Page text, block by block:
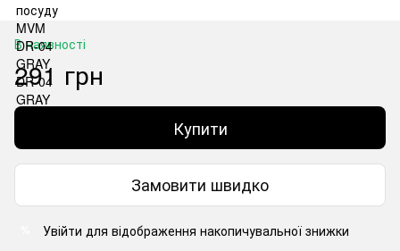
В наявності
291 грн
Купити
Замовити швидко
Увійти для відображення накопичувальної знижки